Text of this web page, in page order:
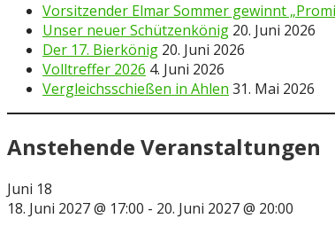
Vorsitzender Elmar Sommer gewinnt
Unser neuer Schützenkönig 20. Juni 2026
Der 17. Bierkönig 20. Juni 2026
Volltreffer 2026 4. Juni 2026
Vergleichsschießen in Ahlen 31. Mai 2026
Anstehende Veranstaltungen
Juni 18
18. Juni 2027 @ 17:00 - 20. Juni 2027 @ 20:00